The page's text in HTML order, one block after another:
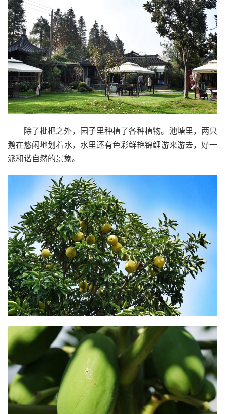
除了枇杷之外，园子里种植了各种植物。池塘里，两只
鹅在悠闲地划着水，水里还有色彩鲜艳锦鲤游来游去，好一
派和谐自然的景象。